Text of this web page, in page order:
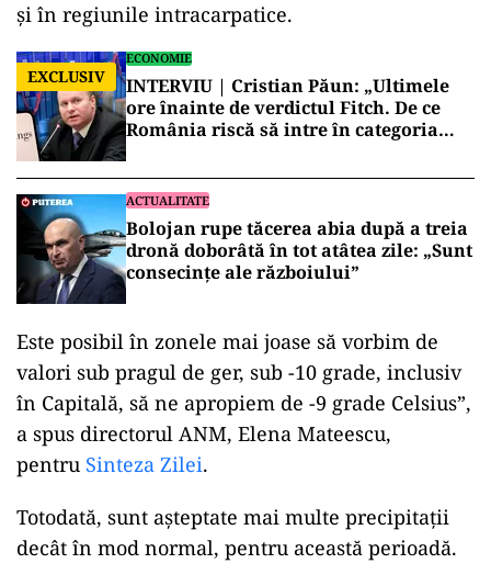
și în regiunile intracarpatice.
EXCLUSIV
ECONOMIE
INTERVIU | Cristian Păun: „Ultimele
ore înainte de verdictul Fitch. De ce
România riscă să intre în categoria
ACTUALITATE
Bolojan rupe tăcerea abia după a treia
dronă doborâtă în tot atâtea zile: „Sunt
consecințe ale războiului”
Este posibil în zonele mai joase să vorbim de
valori sub pragul de ger, sub -10 grade, inclusiv
în Capitală, să ne apropiem de -9 grade Celsius”,
a spus directorul ANM, Elena Mateescu,
pentru Sinteza Zilei.
Totodată, sunt așteptate mai multe precipitații
decât în mod normal, pentru această perioadă.